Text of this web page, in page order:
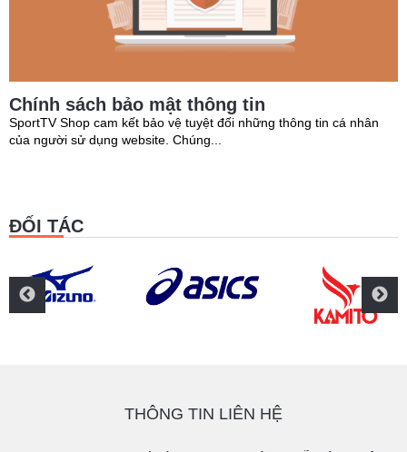
Chính sách bảo mật thông tin
SportTV Shop cam kết bảo vệ tuyệt đối những thông tin cá nhân
của người sử dụng website. Chúng...
ĐỐI TÁC
THÔNG TIN LIÊN HỆ